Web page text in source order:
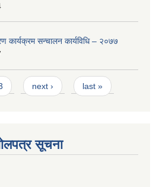
कार्यक्रम सन्चालन कार्यविधि – २०७७
next › last »
सूचना